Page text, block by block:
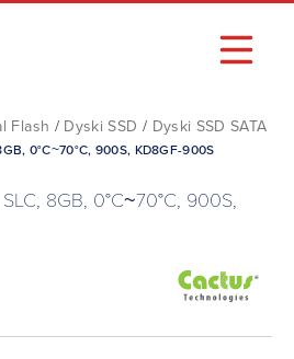
Flash / Dyski SSD / Dyski SSD SATA
0°C~70°C, 900S, KD8GF-900S
8GB, 0°C~70°C, 900S,